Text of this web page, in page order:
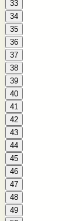
33
34
35
36
37
38
39
40
41
42
43
44
45
46
47
48
49